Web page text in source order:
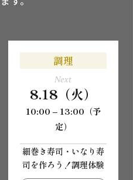
調理
Next
8.18（火）
10:00 – 13:00（予
定）
細巻き寿司・いなり寿
司を作ろう！調理体験